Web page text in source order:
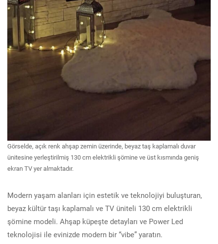
Görselde, açık renk ahşap zemin üzerinde, beyaz taş kaplamalı duvar
ünitesine yerleştirilmiş 130 cm elektrikli şömine ve üst kısmında geniş
ekran TV yer almaktadır.
Modern yaşam alanları için estetik ve teknolojiyi buluşturan,
beyaz kültür taşı kaplamalı ve TV üniteli 130 cm elektrikli
şömine modeli. Ahşap küpeşte detayları ve Power Led
teknolojisi ile evinizde modern bir “vibe” yaratın.